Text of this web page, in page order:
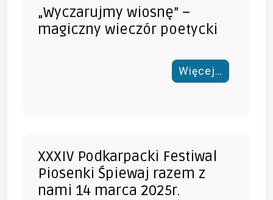
„Wyczarujmy wiosnę” –
magiczny wieczór poetycki
Więcej…
XXXIV Podkarpacki Festiwal
Piosenki Śpiewaj razem z
nami 14 marca 2025r.